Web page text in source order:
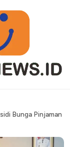
Bunga Pinjaman